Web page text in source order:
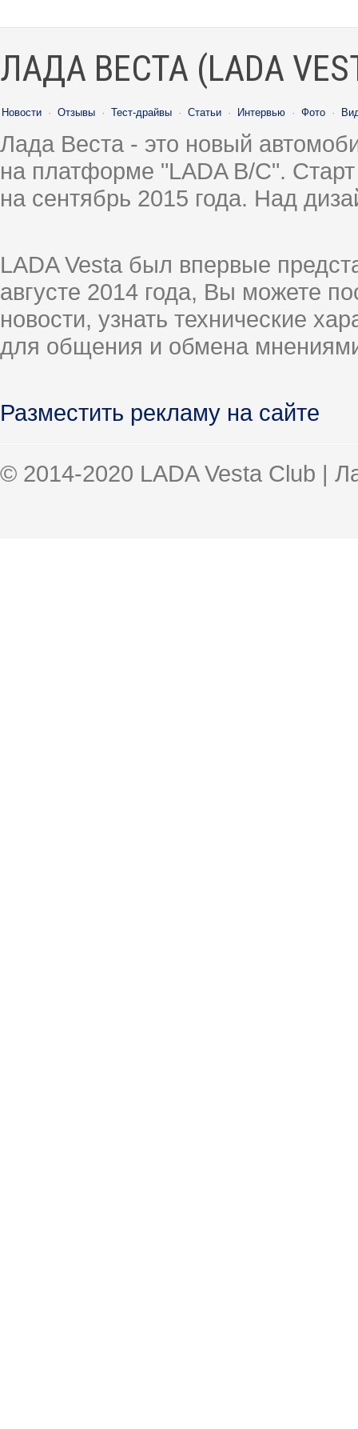
ЛАДА ВЕСТА (LADA
Новости · Отзывы · Тест-драйвы · Статьи · Интервью · Фото ·
Лада Веста - это новый
на платформе "LADA B/C".
на сентябрь 2015 года. Над
LADA Vesta был впервые
августе 2014 года, Вы можете
новости, узнать технические
для общения и обмена
Разместить рекламу на сайте
© 2014-2020 LADA Vesta Club |